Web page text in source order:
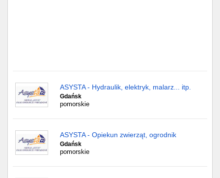
ASYSTA - Hydraulik, elektryk, malarz... itp.
Gdańsk
pomorskie
ASYSTA - Opiekun zwierząt, ogrodnik
Gdańsk
pomorskie